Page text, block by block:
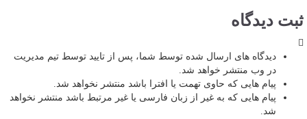
ثبت دیدگاه
دیدگاه های ارسال شده توسط شما، پس از تایید توسط تیم مدیریت
در وب منتشر خواهد شد.
پیام هایی که حاوی تهمت یا افترا باشد منتشر نخواهد شد.
پیام هایی که به غیر از زبان فارسی یا غیر مرتبط باشد منتشر نخواهد
شد.